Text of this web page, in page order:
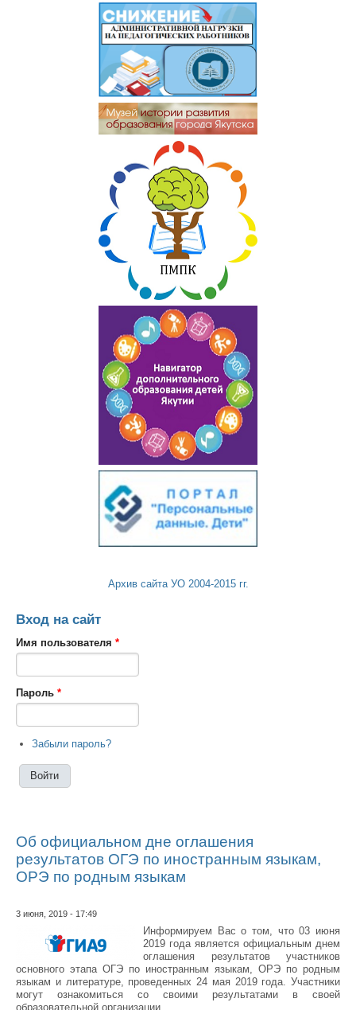
Архив сайта УО 2004-2015 гг.
Вход на сайт
Имя пользователя *
Пароль *
Забыли пароль?
Об официальном дне оглашения
результатов ОГЭ по иностранным языкам,
ОРЭ по родным языкам
3 июня, 2019 - 17:49
Информируем Вас о том, что 03 июня
2019 года является официальным днем
оглашения результатов участников
основного этапа ОГЭ по иностранным языкам, ОРЭ по родным
языкам и литературе, проведенных 24 мая 2019 года. Участники
могут ознакомиться со своими результатами в своей
образовательной организации.